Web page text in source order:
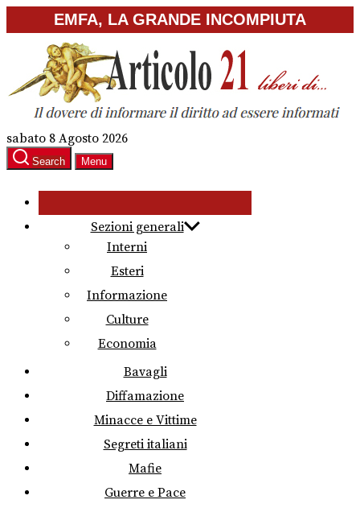
to
content
EMFA, LA GRANDE INCOMPIUTA
sabato 8 Agosto 2026
Search Menu
Sezioni generali
Interni
Esteri
Informazione
Culture
Economia
Bavagli
Diffamazione
Minacce e Vittime
Segreti italiani
Mafie
Guerre e Pace